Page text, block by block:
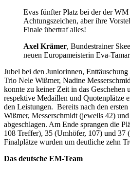
Evas fünfter Platz bei der der
Achtungszeichen, aber ihre
Finale übertraf alles!
Axel Krämer, Bundestrainer
neuen Europameisterin Eva-
Jubel bei den Juniorinnen,
Trio Nele Wißmer, Nadine
konnte zu keiner Zeit in das Geschehen
respektive Medaillen und Quotenplätze
den Leistungen. Bereits nach den
Wißmer, Messerschmidt (jeweils 42)
abgeschlagen. Am Ende sprangen die
108 Treffer), 35 (Umhöfer, 107) und 37
Finalplätze wurden um deutliche zehn
Das deutsche EM-Team